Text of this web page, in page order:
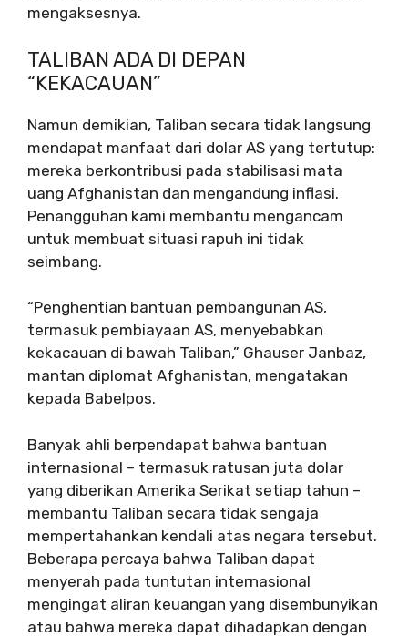
mengaksesnya.
TALIBAN ADA DI DEPAN
“KEKACAUAN”
Namun demikian, Taliban secara tidak langsung
mendapat manfaat dari dolar AS yang tertutup:
mereka berkontribusi pada stabilisasi mata
uang Afghanistan dan mengandung inflasi.
Penangguhan kami membantu mengancam
untuk membuat situasi rapuh ini tidak
seimbang.
“Penghentian bantuan pembangunan AS,
termasuk pembiayaan AS, menyebabkan
kekacauan di bawah Taliban,” Ghauser Janbaz,
mantan diplomat Afghanistan, mengatakan
kepada Babelpos.
Banyak ahli berpendapat bahwa bantuan
internasional – termasuk ratusan juta dolar
yang diberikan Amerika Serikat setiap tahun –
membantu Taliban secara tidak sengaja
mempertahankan kendali atas negara tersebut.
Beberapa percaya bahwa Taliban dapat
menyerah pada tuntutan internasional
mengingat aliran keuangan yang disembunyikan
atau bahwa mereka dapat dihadapkan dengan